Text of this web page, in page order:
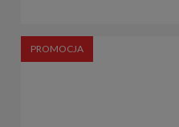
PROMOCJA